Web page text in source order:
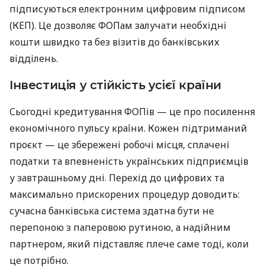
підписуються електронним цифровим підписом
(КЕП). Це дозволяє ФОПам залучати необхідні
кошти швидко та без візитів до банківських
відділень.
Інвестиція у стійкість усієї країни
Сьогодні кредитування ФОПів — це про посилення
економічного пульсу країни. Кожен підтриманий
проєкт — це збережені робочі місця, сплачені
податки та впевненість українських підприємців
у завтрашньому дні. Перехід до цифрових та
максимально прискорених процедур доводить:
сучасна банківська система здатна бути не
перепоною з паперовою рутиною, а надійним
партнером, який підставляє плече саме тоді, коли
це потрібно.